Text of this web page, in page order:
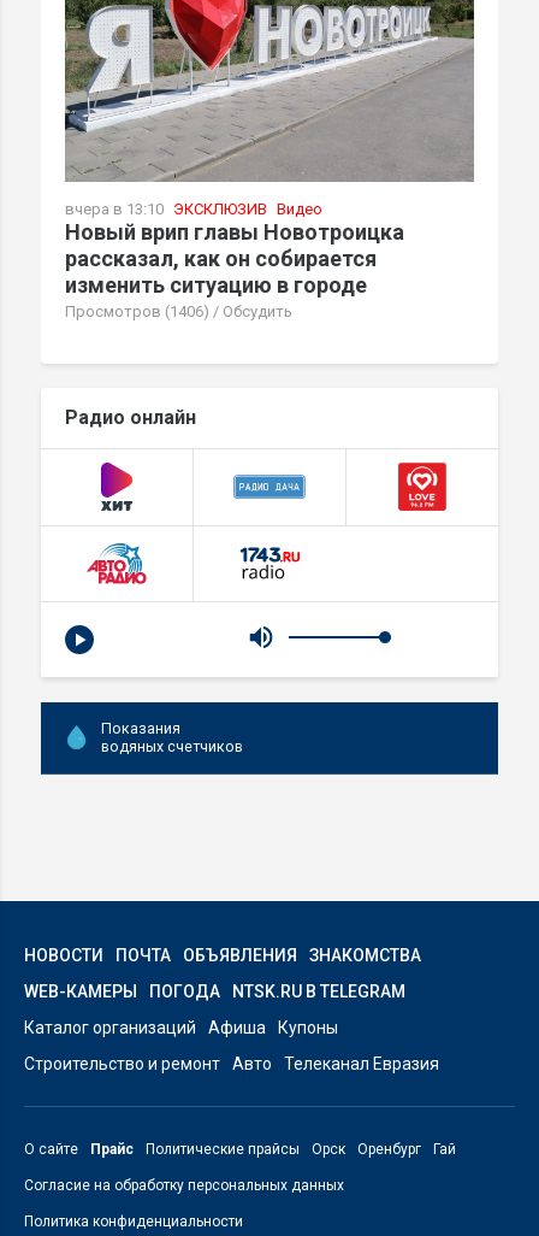
вчера в 13:10 ЭКСКЛЮЗИВ Видео
Новый врип главы Новотроицка
рассказал, как он собирается
изменить ситуацию в городе
Просмотров (1406) / Обсудить
Радио онлайн
Показания
водяных счетчиков
НОВОСТИ ПОЧТА ОБЪЯВЛЕНИЯ
ЗНАКОМСТВА
WEB-КАМЕРЫ
ПОГОДА
NTSK.RU В TELEGRAM
Каталог организаций
Афиша
Купоны
Строительство и ремонт
Авто Телеканал Евразия
О сайте Прайс Политические прайсы Орск Оренбург Гай
Согласие на обработку персональных данных
Политика конфиденциальности